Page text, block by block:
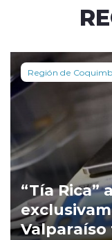
Región de
“Tía